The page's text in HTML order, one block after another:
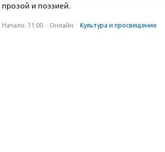
прозой и поэзией.
Начало: 11:00 · Онлайн · Культура и просвещение